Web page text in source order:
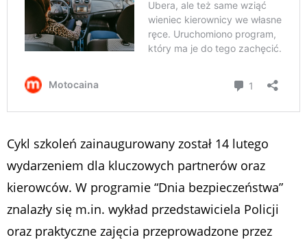
Cykl szkoleń zainaugurowany został 14 lutego
wydarzeniem dla kluczowych partnerów oraz
kierowców. W programie “Dnia bezpieczeństwa”
znalazły się m.in. wykład przedstawiciela Policji
oraz praktyczne zajęcia przeprowadzone przez